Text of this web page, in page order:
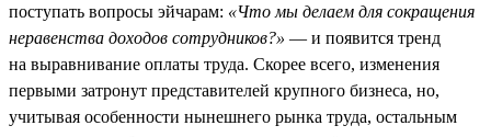
поступать вопросы эйчарам: «Что мы делаем для сокращения
неравенства доходов сотрудников?» — и появится тренд
на выравнивание оплаты труда. Скорее всего, изменения
первыми затронут представителей крупного бизнеса, но,
учитывая особенности нынешнего рынка труда, остальным